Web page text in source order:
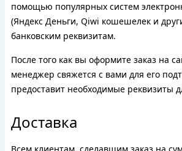
помощью популярных систем
(Яндекс Деньги, Qiwi кошешелек и
банковским реквизитам.
После того как вы оформите заказ на
менеджер свяжется с вами для его
предоставит необходимые реквизиты
Доставка